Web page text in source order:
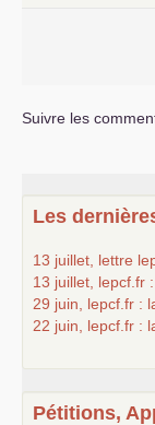
Suivre les
Les
13 juillet, lettre
13 juillet, lepcf.fr
29 juin, lepcf.fr :
22 juin, lepcf.fr :
Pétitions,